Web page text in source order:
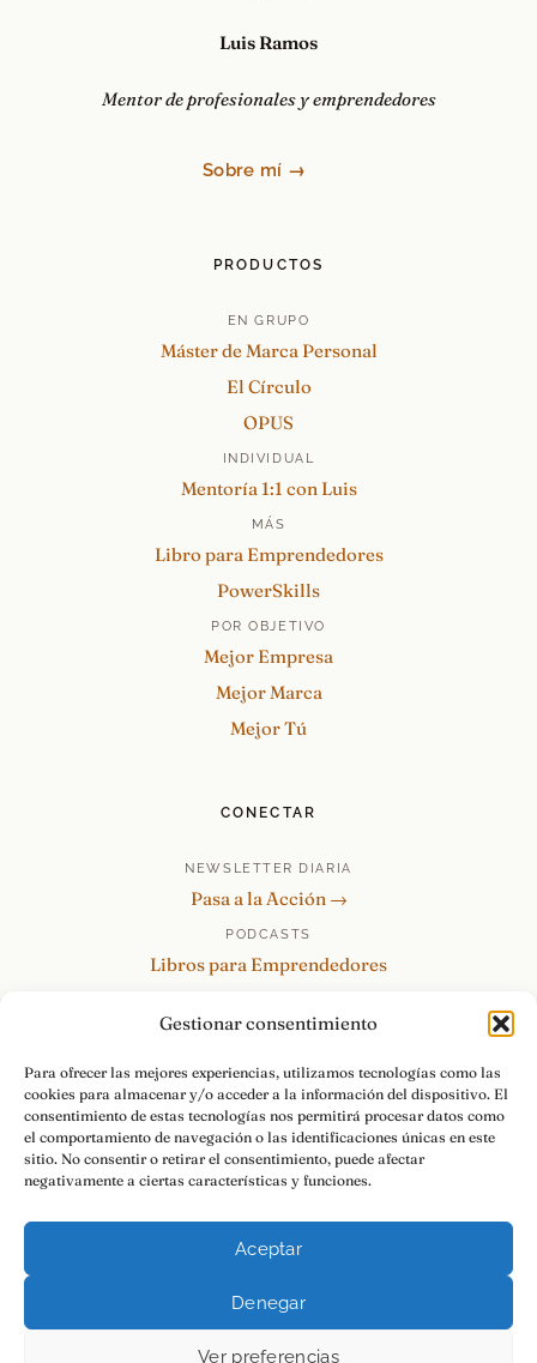
Gestionar consentimiento
Para ofrecer las mejores experiencias, utilizamos tecnologías como las
cookies para almacenar y/o acceder a la información del dispositivo. El
consentimiento de estas tecnologías nos permitirá procesar datos como
el comportamiento de navegación o las identificaciones únicas en este
sitio. No consentir o retirar el consentimiento, puede afectar
negativamente a ciertas características y funciones.
Aceptar
Denegar
Ver preferencias
Luis Ramos
Mentor de profesionales y emprendedores
Sobre mí →
PRODUCTOS
EN GRUPO
Máster de Marca Personal
El Círculo
OPUS
INDIVIDUAL
Mentoría 1:1 con Luis
MÁS
Libro para Emprendedores
PowerSkills
POR OBJETIVO
Mejor Empresa
Mejor Marca
Mejor Tú
CONECTAR
NEWSLETTER DIARIA
Pasa a la Acción →
PODCASTS
Libros para Emprendedores
re:Invéntate / PowerSkills
MENTOR360
HABLAMOS
Contacto y consultas →
Aviso LegalPrivacidad
Pasa a la Acción.